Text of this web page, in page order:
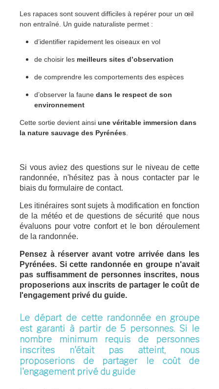
Les rapaces sont souvent difficiles à repérer pour un œil
non entraîné. Un guide naturaliste permet :
d’identifier rapidement les oiseaux en vol
de choisir les meilleurs sites d’observation
de comprendre les comportements des espèces
d’observer la faune dans le respect de son
environnement
Cette sortie devient ainsi une véritable immersion dans
la nature sauvage des Pyrénées
Si vous aviez des questions sur le niveau de cette
randonnée, n'hésitez pas à nous contacter par le
biais du formulaire de contact.
Les itinéraires sont sujets à modification en fonction
de la météo et de questions de sécurité que nous
évaluons pour votre confort et le bon déroulement
de la randonnée.
Pensez à réserver avant votre arrivée dans les
Pyrénées. Si cette randonnée en groupe n'avait
pas suffisamment de personnes inscrites, nous
proposerions aux inscrits de partager le coût de
l'engagement privé du guide.
Le départ de cette randonnée en groupe
est garanti à partir de 5 personnes. Si le
nombre minimum requis de personnes
inscrites n'était pas atteint, nous
proposerions de partager le coût de
l'engagement privé du guide